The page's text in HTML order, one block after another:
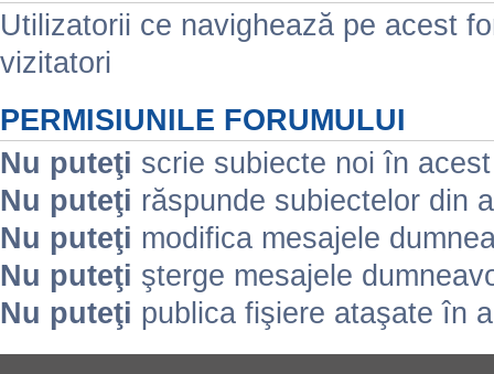
Utilizatorii ce navighează pe acest
vizitatori
PERMISIUNILE FORUMULUI
Nu puteţi scrie subiecte noi în
Nu puteţi răspunde subiectelor din
Nu puteţi modifica mesajele
Nu puteţi şterge mesajele
Nu puteţi publica fişiere ataşate în